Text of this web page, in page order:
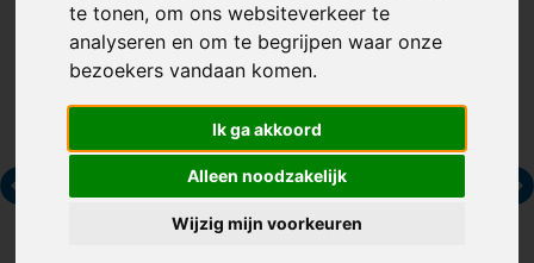
te tonen, om ons websiteverkeer te
analyseren en om te begrijpen waar onze
bezoekers vandaan komen.
Ik ga akkoord
Alleen noodzakelijk
Wijzig mijn voorkeuren